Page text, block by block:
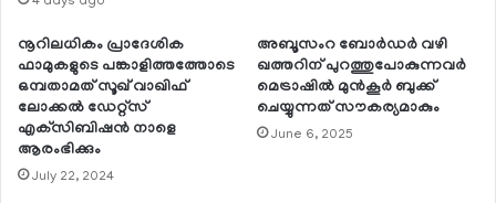
നൂറിലധികം പ്രാദേശിക
ഫാമുകളുടെ പങ്കാളിത്തത്തോടെ
ഒമ്പതാമത് സൂഖ് വാഖിഫ്
ലോക്കല്‍ ഡേറ്റ്‌സ്
എക്‌സിബിഷന്‍ നാളെ
ആരംഭിക്കും
July 22, 2024
അബൂസംറ ബോര്‍ഡര്‍ വഴി
ഖത്തറിന് പുറത്തുപോകുന്നവര്‍
മെട്രാഷില്‍ മുന്‍കൂര്‍ ബുക്ക്
ചെയ്യുന്നത് സൗകര്യമാകും
June 6, 2025